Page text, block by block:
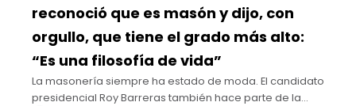
reconoció que es masón y dijo, con
orgullo, que tiene el grado más alto:
“Es una filosofía de vida”
La masonería siempre ha estado de moda. El candidato
presidencial Roy Barreras también hace parte de la